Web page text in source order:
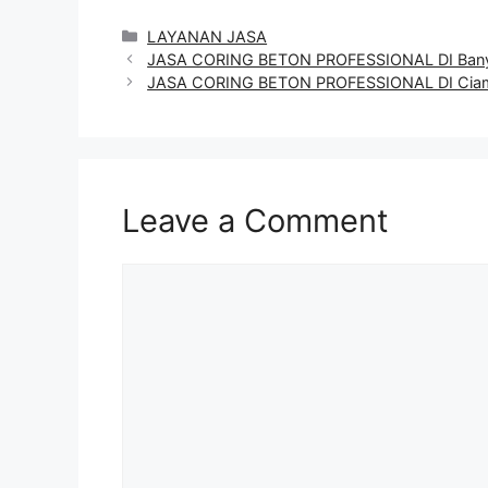
Categories
LAYANAN JASA
JASA CORING BETON PROFESSIONAL DI
JASA CORING BETON PROFESSIONAL DI
Leave a Comment